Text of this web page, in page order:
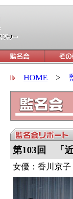
HOME >
第103回 「
女優：香川京